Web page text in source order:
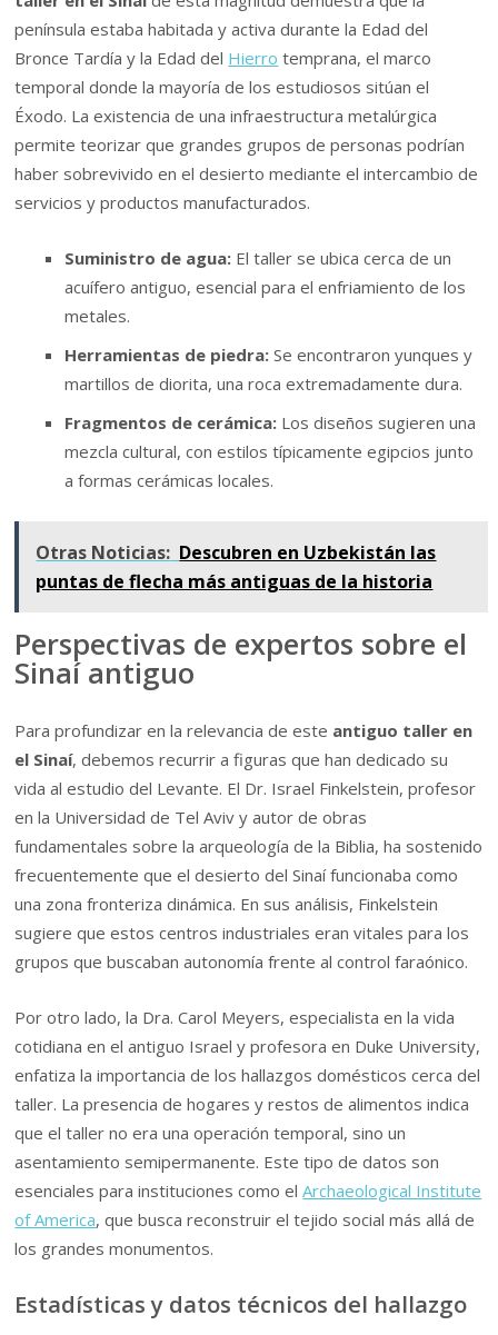
península estaba habitada y activa durante la Edad del
Bronce Tardía y la Edad del Hierro temprana, el marco
temporal donde la mayoría de los estudiosos sitúan el
Éxodo. La existencia de una infraestructura metalúrgica
permite teorizar que grandes grupos de personas podrían
haber sobrevivido en el desierto mediante el intercambio de
servicios y productos manufacturados.
Suministro de agua: El taller se ubica cerca de un
acuífero antiguo, esencial para el enfriamiento de los
metales.
Herramientas de piedra: Se encontraron yunques y
martillos de diorita, una roca extremadamente dura.
Fragmentos de cerámica: Los diseños sugieren una
mezcla cultural, con estilos típicamente egipcios junto
a formas cerámicas locales.
Otras Noticias: Descubren en Uzbekistán las
puntas de flecha más antiguas de la historia
Perspectivas de expertos sobre el
Sinaí antiguo
Para profundizar en la relevancia de este antiguo taller en
el Sinaí, debemos recurrir a figuras que han dedicado su
vida al estudio del Levante. El Dr. Israel Finkelstein, profesor
en la Universidad de Tel Aviv y autor de obras
fundamentales sobre la arqueología de la Biblia, ha sostenido
frecuentemente que el desierto del Sinaí funcionaba como
una zona fronteriza dinámica. En sus análisis, Finkelstein
sugiere que estos centros industriales eran vitales para los
grupos que buscaban autonomía frente al control faraónico.
Por otro lado, la Dra. Carol Meyers, especialista en la vida
cotidiana en el antiguo Israel y profesora en Duke University,
enfatiza la importancia de los hallazgos domésticos cerca del
taller. La presencia de hogares y restos de alimentos indica
que el taller no era una operación temporal, sino un
asentamiento semipermanente. Este tipo de datos son
esenciales para instituciones como elArchaeological Institute
of America, que busca reconstruir el tejido social más allá de
los grandes monumentos.
Estadísticas y datos técnicos del hallazgo